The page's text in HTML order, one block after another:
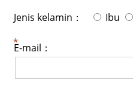
Jenis kelamin： Ibu
E-mail：